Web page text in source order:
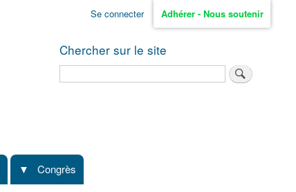
Se connecter Adhérer - Nous soutenir
Chercher sur le site
Congrès